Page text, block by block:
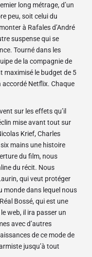
long métrage, d’un
peu, soit celui du
à Rafales d’André
suspense qui se
Tourné dans les
de la compagnie de
maximisé le budget de 5
accordé Netflix. Chaque
sur les effets qu’il
mise avant tout sur
Krief, Charles
mains une histoire
du film, nous
du récit. Nous
qui veut protéger
monde dans lequel nous
Bossé, qui est une
web, il ira passer un
avec d’autres
de ce mode de
jusqu’à tout